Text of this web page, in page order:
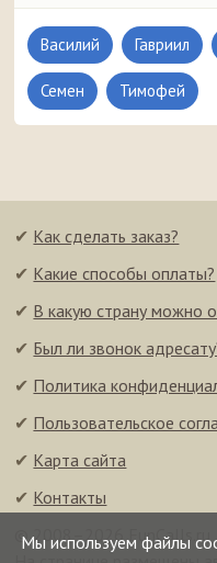
Василий Гавриил
Семен Тимофей
Мы используем файлы
✔ Как сделать заказ?
✔ Какие способы оплаты?
✔ В какую страну можно
✔ Был ли звонок
✔ Политика
✔ Пользовательское
✔ Карта сайта
✔ Контакты
© 2008–2026 FunCalls.ru